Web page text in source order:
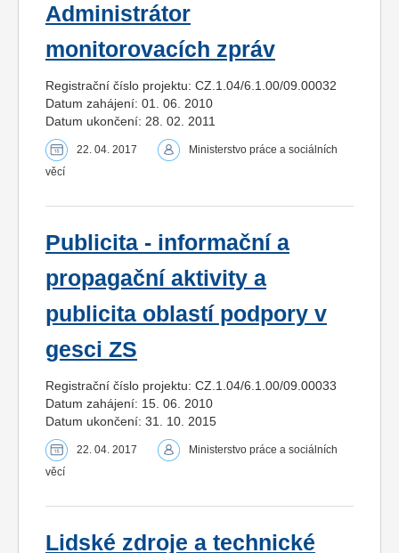
Administrátor
monitorovacích zpráv
Registrační číslo projektu: CZ.1.04/6.1.00/09.00032
Datum zahájení: 01. 06. 2010
Datum ukončení: 28. 02. 2011
22. 04. 2017
Ministerstvo práce a sociálních
věcí
Publicita - informační a
propagační aktivity a
publicita oblastí podpory v
gesci ZS
Registrační číslo projektu: CZ.1.04/6.1.00/09.00033
Datum zahájení: 15. 06. 2010
Datum ukončení: 31. 10. 2015
22. 04. 2017
Ministerstvo práce a sociálních
věcí
Lidské zdroje a technické